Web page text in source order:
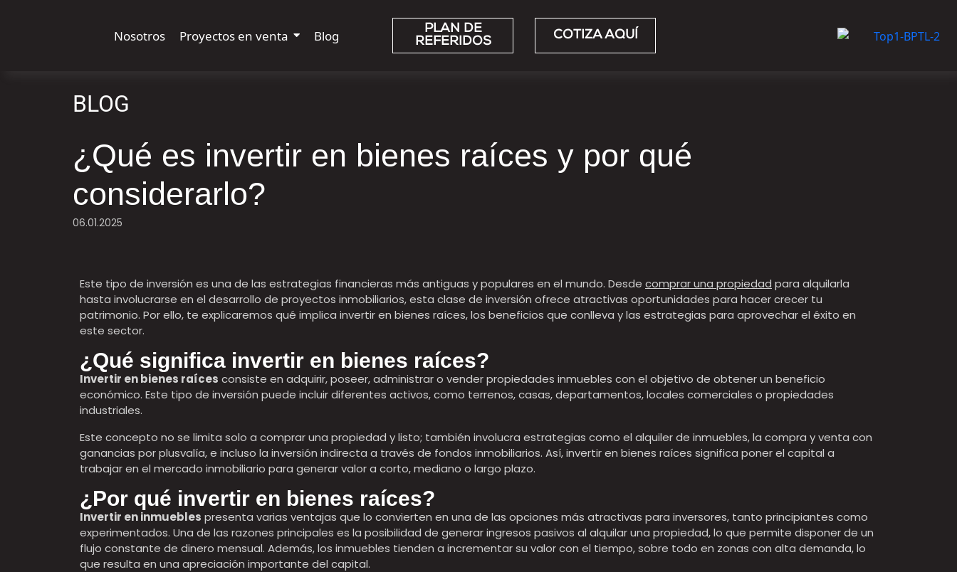
Nosotros Proyectos en venta Blog
PLAN DE
REFERIDOS
COTIZA AQUÍ
BLOG
¿Qué es invertir en bienes raíces y por qué
considerarlo?
06.01.2025
Este tipo de inversión es una de las estrategias financieras más antiguas y populares en el mundo. Desde comprar una propiedad para alquilarla
hasta involucrarse en el desarrollo de proyectos inmobiliarios, esta clase de inversión ofrece atractivas oportunidades para hacer crecer tu
patrimonio. Por ello, te explicaremos qué implica invertir en bienes raíces, los beneficios que conlleva y las estrategias para aprovechar el éxito en
este sector.
¿Qué significa invertir en bienes raíces?
Invertir en bienes raíces consiste en adquirir, poseer, administrar o vender propiedades inmuebles con el objetivo de obtener un beneficio
económico. Este tipo de inversión puede incluir diferentes activos, como terrenos, casas, departamentos, locales comerciales o propiedades
industriales.
Este concepto no se limita solo a comprar una propiedad y listo; también involucra estrategias como el alquiler de inmuebles, la compra y venta con
ganancias por plusvalía, e incluso la inversión indirecta a través de fondos inmobiliarios. Así, invertir en bienes raíces significa poner el capital a
trabajar en el mercado inmobiliario para generar valor a corto, mediano o largo plazo.
¿Por qué invertir en bienes raíces?
Invertir en inmuebles presenta varias ventajas que lo convierten en una de las opciones más atractivas para inversores, tanto principiantes como
experimentados. Una de las razones principales es la posibilidad de generar ingresos pasivos al alquilar una propiedad, lo que permite disponer de un
flujo constante de dinero mensual. Además, los inmuebles tienden a incrementar su valor con el tiempo, sobre todo en zonas con alta demanda, lo
que resulta en una apreciación importante del capital.